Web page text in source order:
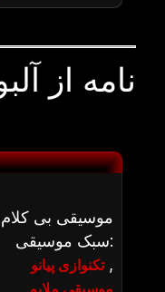
نامه از
موسیقی بی کلام
سبک موسیقی:
تکنوازی پیانو,
موسیقی ملایم